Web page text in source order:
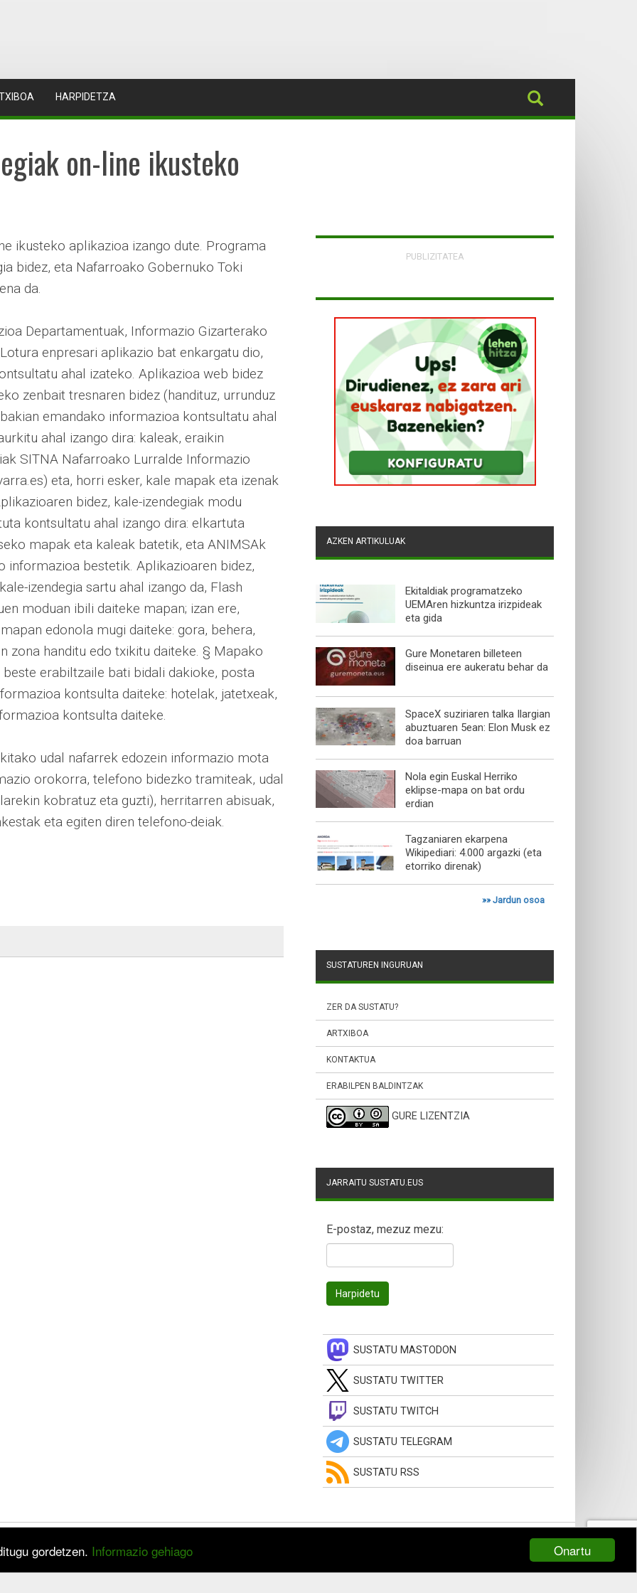
Onartu
gordetzen. Informazio gehiago
HARPIDETZA
on-line ikusteko
ikusteko aplikazioa izango dute. Programa
bidez, eta Nafarroako Gobernuko Toki
da.
Departamentuak, Informazio Gizarterako
enpresari aplikazio bat enkargatu dio,
ahal izateko. Aplikazioa web bidez
zenbait tresnaren bidez (handituz, urrunduz
emandako informazioa kontsultatu ahal
ahal izango dira: kaleak, eraikin
SITNA Nafarroako Lurralde Informazio
eta, horri esker, kale mapak eta izenak
bidez, kale-izendegiak modu
kontsultatu ahal izango dira: elkartuta
mapak eta kaleak batetik, eta ANIMSAk
informazioa bestetik. Aplikazioaren bidez,
izendegia sartu ahal izango da, Flash
moduan ibili daiteke mapan; izan ere,
edonola mugi daiteke: gora, behera,
zona handitu edo txikitu daiteke. § Mapako
erabiltzaile bati bidali dakioke, posta
kontsulta daiteke: hotelak, jatetxeak,
kontsulta daiteke.
udal nafarrek edozein informazio mota
orokorra, telefono bidezko tramiteak, udal
kobratuz eta guzti), herritarren abisuak,
eta egiten diren telefono-deiak.
PUBLIZITATEA
AZKEN ARTIKULUAK
Ekitaldiak programatzeko
UEMAren hizkuntza irizpideak
eta gida
Gure Monetaren billeteen
diseinua ere aukeratu behar da
SpaceX suziriaren talka Ilargian
abuztuaren 5ean: Elon Musk ez
doa barruan
Nola egin Euskal Herriko
eklipse-mapa on bat ordu
erdian
Tagzaniaren ekarpena
Wikipediari: 4.000 argazki (eta
etorriko direnak)
»»Jardun osoa
SUSTATUREN INGURUAN
ZER DA SUSTATU?
ARTXIBOA
KONTAKTUA
ERABILPEN BALDINTZAK
GURE LIZENTZIA
JARRAITU SUSTATU.EUS
E-postaz, mezuz mezu:
SUSTATU MASTODON
SUSTATU TWITTER
SUSTATU TWITCH
SUSTATU TELEGRAM
SUSTATU RSS